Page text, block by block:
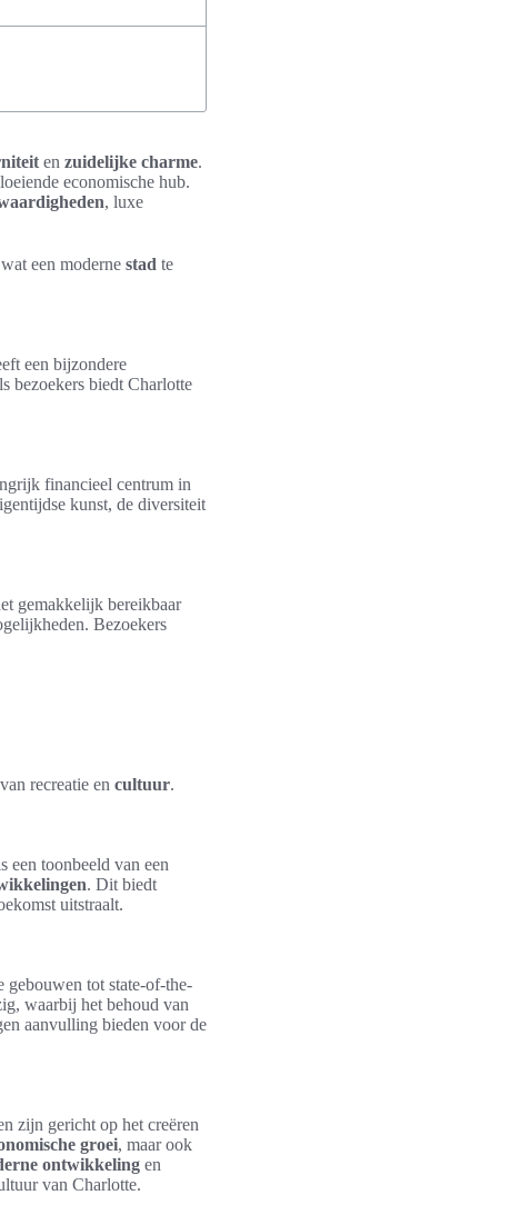
en zuidelijke charme.
economische hub.
, luxe
een moderne stad te
een bijzondere
bezoekers biedt Charlotte
financieel centrum in
kunst, de diversiteit
gemakkelijk bereikbaar
Bezoekers
recreatie en cultuur.
een toonbeeld van een
. Dit biedt
uitstraalt.
gebouwen tot state-of-the-
waarbij het behoud van
aanvulling bieden voor de
zijn gericht op het creëren
groei, maar ook
ontwikkeling en
van Charlotte.